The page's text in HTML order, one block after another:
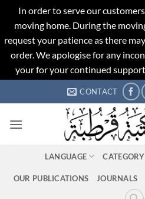
In order to serve our
moving home. During the
request your patience as there
order. We apologise for any
your for your continued
to
CONTACT
LANGUAGE CATEGORY
OUR PUBLICATIONS JOURNALS